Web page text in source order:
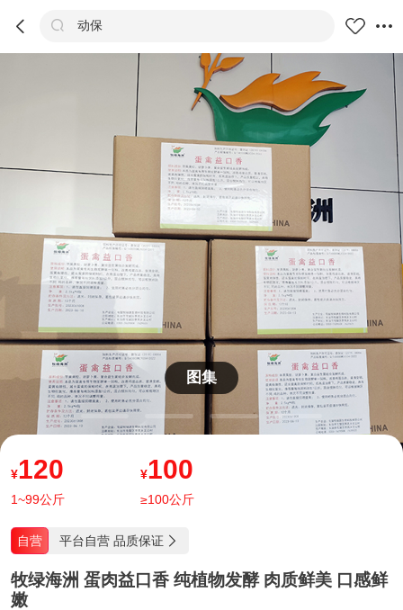
  动保 
详情 推荐
图集
¥120
1~99公斤
¥100
≥100公斤
自营 平台自营 品质保证 
牧绿海洲 蛋肉益口香 纯植物发酵 肉质鲜美 口感鲜
嫩